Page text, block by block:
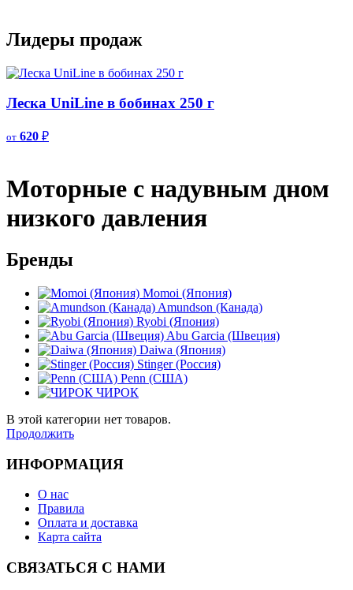
Лидеры продаж
Леска UniLine в бобинах 250 г
от 620 ₽
Моторные с надувным дном
низкого давления
Бренды
Momoi (Япония)
Amundson (Канада)
Ryobi (Япония)
Abu Garcia (Швеция)
Daiwa (Япония)
Stinger (Россия)
Penn (США)
ЧИРОК
В этой категории нет товаров.
Продолжить
ИНФОРМАЦИЯ
О нас
Правила
Оплата и доставка
Карта сайта
СВЯЗАТЬСЯ С НАМИ